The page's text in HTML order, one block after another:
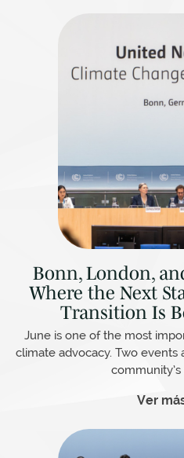
Bonn, London,
Where the Next
Transition Is
June is one of the most
climate advocacy. Two
Ver